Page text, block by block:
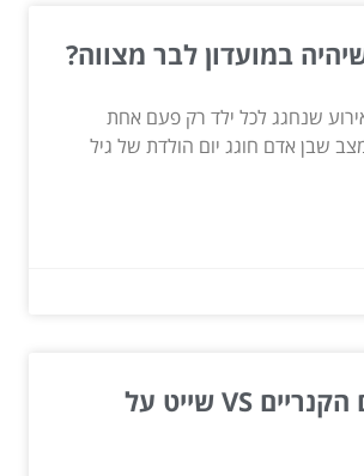
במועדון לבר מצווה?
שנחגג לכל ילד רק פעם אחת
שבן אדם חוגג יום הולדת של גיל
שייט באיים הקנריים VS שייט על